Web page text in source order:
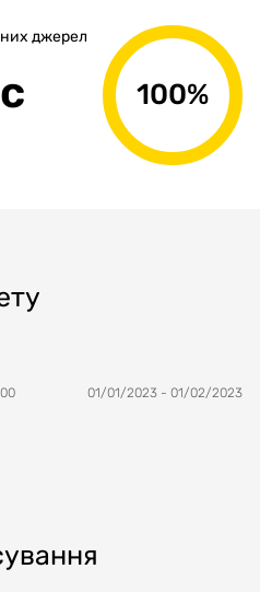
джерел
100%
01/01/2023 - 01/02/2023